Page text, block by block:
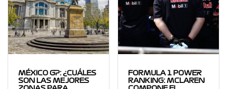
MÉXICO GP: ¿CUÁLES
SON LAS MEJORES
FORMULA 1 POWER
RANKING: MCLAREN